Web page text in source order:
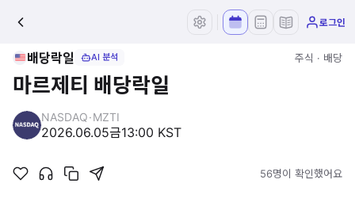
로그인
배당락일 AI 분석 주식 · 배당
마르제티 배당락일
NASDAQ·MZTI
2026.06.05금13:00 KST
56명이 확인했어요